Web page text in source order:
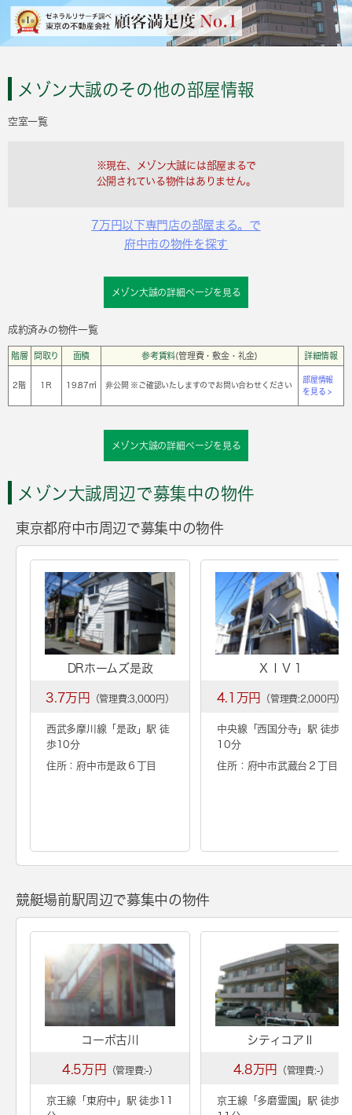
メゾン大誠のその他の部屋情報
空室一覧
※現在、メゾン大誠には部屋まるで
公開されている物件はありません。
7万円以下専門店の部屋まる。で
府中市の物件を探す
メゾン大誠の詳細ページを見る
成約済みの物件一覧
階層 間取り 面積 参考賃料(管理費・敷金・礼金) 詳細情報
2階 1Ｒ 19.87㎡ 非公開 ※ご確認いたしますのでお問い合わせください
部屋情報
を見る >
メゾン大誠の詳細ページを見る
メゾン大誠周辺で募集中の物件
東京都府中市周辺で募集中の物件
DRホームズ是政
3.7万円 （管理費:3,000円）
西武多摩川線「是政」駅 徒
歩10分
住所：府中市是政６丁目
ＸＩＶ１
4.1万円 （管理費:2,000円）
中央線「西国分寺」駅 徒歩
10分
住所：府中市武蔵台２丁目
競艇場前駅周辺で募集中の物件
コーポ古川
4.5万円 （管理費:-）
京王線「 東府中 」駅 徒歩11
シティコアⅡ
4.8万円 （管理費:-）
京王線「 多磨霊園 」駅 徒歩